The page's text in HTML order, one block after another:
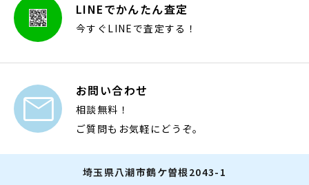
LINEでかんたん査定
今すぐLINEで査定する！
 お問い合わせ
相談無料！
ご質問もお気軽にどうぞ。
埼玉県八潮市鶴ケ曽根2043-1